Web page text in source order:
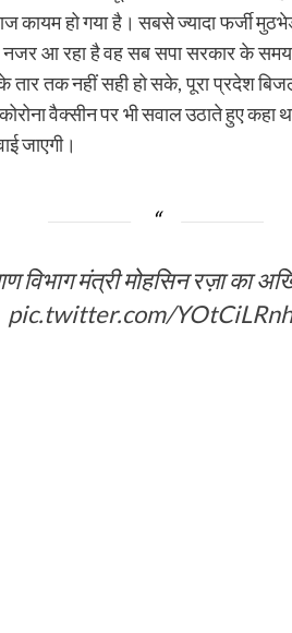
हो गया है। सबसे ज्यादा फर्जी
नजर आ रहा है वह सब सपा सरकार के
तार तक नहीं सही हो सके, पूरा प्रदेश
वैक्सीन पर भी सवाल उठाते हुए कहा
जाएगी।
मंत्री मोहसिन रज़ा का
pic.twitter.com/